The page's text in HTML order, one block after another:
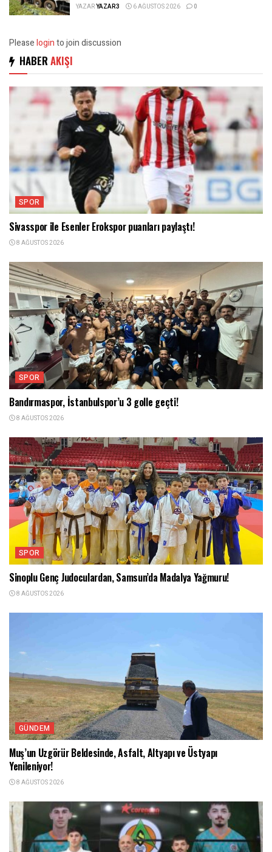
YAZARYAZAR3 6 AĞUSTOS 2026 0
Pleaseloginto join discussion
HABER AKIŞI
SPOR
Sivasspor ile Esenler Erokspor puanları paylaştı!
8 AĞUSTOS 2026
SPOR
Bandırmaspor, İstanbulspor’u 3 golle geçti!
8 AĞUSTOS 2026
SPOR
Sinoplu Genç Judoculardan, Samsun’da Madalya Yağmuru!
8 AĞUSTOS 2026
GÜNDEM
Muş’un Uzgörür Beldesinde, Asfalt, Altyapı ve Üstyapı
Yenileniyor!
8 AĞUSTOS 2026